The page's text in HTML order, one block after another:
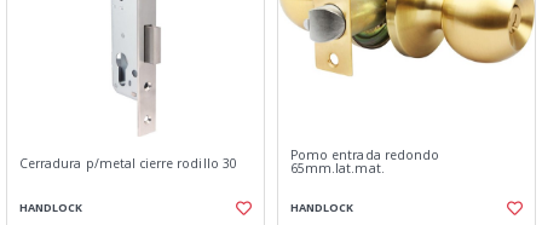
Cerradura p/metal cierre rodillo 30
HANDLOCK
Pomo entrada redondo
65mm.lat.mat.
HANDLOCK